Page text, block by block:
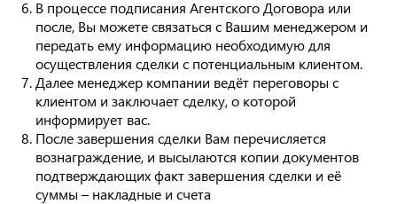
В процессе подписания Агентского Договора или
после, Вы можете связаться с Вашим менеджером и
передать ему информацию необходимую для
осуществления сделки с потенциальным клиентом.
Далее менеджер компании ведёт переговоры с
клиентом и заключает сделку, о которой
информирует вас.
После завершения сделки Вам перечисляется
вознаграждение, и высылаются копии документов
подтверждающих факт завершения сделки и её
суммы – накладные и счета